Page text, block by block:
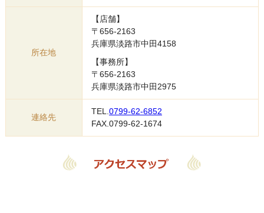
所在地
【店舗】
〒656-2163
兵庫県淡路市中田4158
【事務所】
〒656-2163
兵庫県淡路市中田2975
連絡先
TEL.0799-62-6852
FAX.0799-62-1674